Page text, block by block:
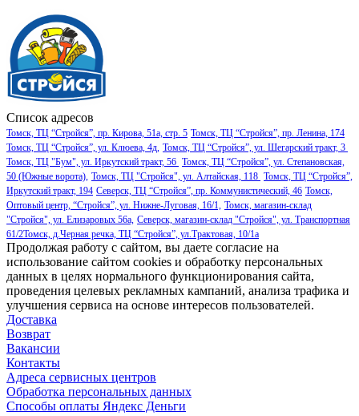
Список адресов
Томск, ТЦ “Стройся”, пр. Кирова, 51а, стр. 5 Томск, ТЦ “Стройся”, пр. Ленина, 174
Томск, ТЦ “Стройся”, ул. Клюева, 4д, Томск, ТЦ “Стройся”, ул. Шегарский тракт, 3
Томск, ТЦ "Бум", ул. Иркутский тракт, 56 Томск, ТЦ “Стройся”, ул. Степановская,
50 (Южные ворота), Томск, ТЦ "Стройся", ул. Алтайская, 118 Томск, ТЦ “Стройся”,
Иркутский тракт, 194 Северск, ТЦ “Стройся”, пр. Коммунистический, 46 Томск,
Оптовый центр, “Стройся”, ул. Нижне-Луговая, 16/1, Томск, магазин-склад
"Стройся", ул. Елизаровых 56а, Северск, магазин-склад "Стройся", ул. Транспортная
61/2Томск, д.Черная речка, ТЦ “Стройся”, ул.Трактовая, 10/1а
Продолжая работу с сайтом, вы даете согласие на
использование сайтом cookies и обработку персональных
данных в целях нормального функционирования сайта,
проведения целевых рекламных кампаний, анализа трафика и
улучшения сервиса на основе интересов пользователей.
Доставка
Возврат
Вакансии
Контакты
Адреса сервисных центров
Обработка персональных данных
Способы оплаты Яндекс Деньги